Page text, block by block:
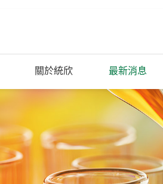
關於統欣 最新消息